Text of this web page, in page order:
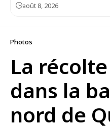
août 8, 2026
Photos
La
dans la
nord de